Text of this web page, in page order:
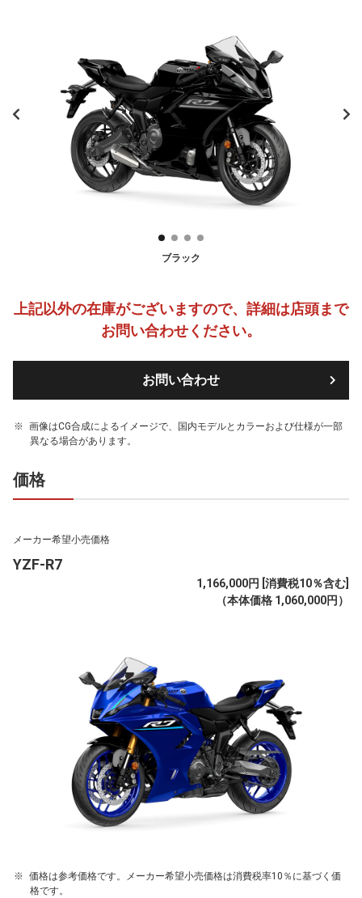
ブラック
上記以外の在庫がございますので、詳細は店頭まで
お問い合わせください。
お問い合わせ
画像はCG合成によるイメージで、国内モデルとカラーおよび仕様が一部
異なる場合があります。
価格
メーカー希望小売価格
YZF-R7
1,166,000円 [消費税10％含む]
（本体価格 1,060,000円）
価格は参考価格です。メーカー希望小売価格は消費税率10％に基づく価
格です。